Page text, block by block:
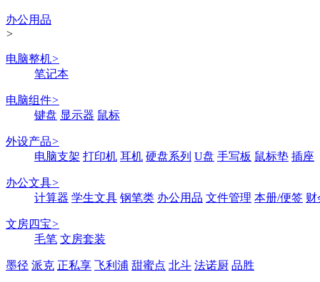
办公用品
>
电脑整机>
笔记本
电脑组件>
键盘 显示器 鼠标
外设产品>
电脑支架 打印机 耳机 硬盘系列 U盘 手写板 鼠标垫 插座
办公文具>
计算器 学生文具 钢笔类 办公用品 文件管理 本册/便签 财
文房四宝>
毛笔 文房套装
墨径 派克 正私享 飞利浦 甜蜜点 北斗 法诺厨 品胜